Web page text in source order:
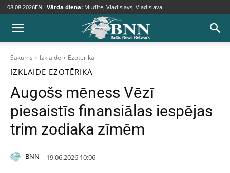
08.08.2026EN Vārda diena: Mudīte, Vladislavs, Vladislava
Sākums Izklaide Ezotērika
IZKLAIDE EZOTĒRIKA
Augošs mēness Vēzī
piesaistīs finansiālas iespējas
trim zodiaka zīmēm
BNN 19.06.2026 10:06